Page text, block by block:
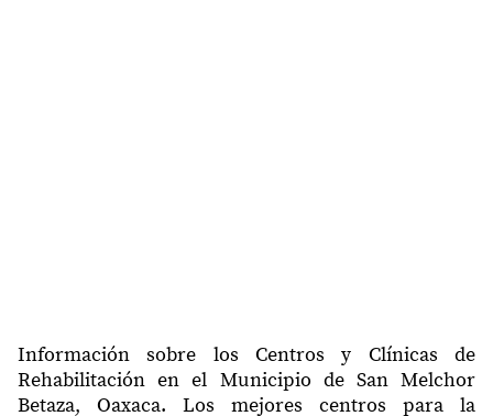
Información sobre los Centros y Clínicas de
Rehabilitación en el Municipio de San Melchor
Betaza, Oaxaca. Los mejores centros para la